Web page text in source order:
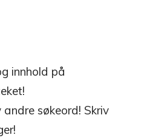
innhold på
søkeord! Skriv